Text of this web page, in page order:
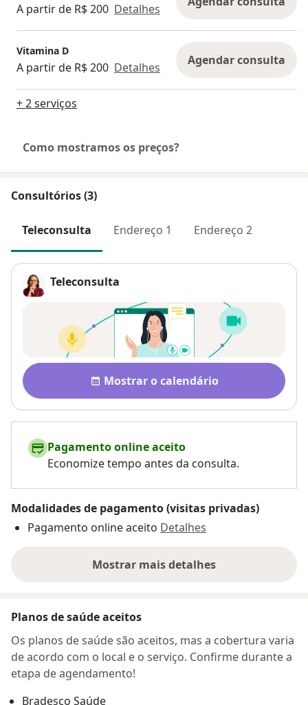
A partir de R$ 200 Detalhes
Vitamina D
A partir de R$ 200 Detalhes Agendar consulta
+ 2 serviços
Como mostramos os preços?
Consultórios (3)
Teleconsulta Endereço 1 Endereço 2
Teleconsulta
Disponibilidade
Mostrar o calendário
Pagamento online aceito
Economize tempo antes da consulta.
Modalidades de pagamento (visitas privadas)
Pagamento online aceito Detalhes
Mostrar mais detalhes
sobre o endereço
Planos de saúde aceitos
Os planos de saúde são aceitos, mas a cobertura varia
de acordo com o local e o serviço. Confirme durante a
etapa de agendamento!
Bradesco Saúde